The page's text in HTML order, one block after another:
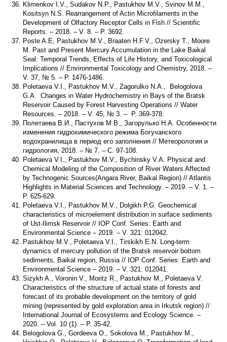
Klimenkov I.V., Sudakov N.P., Pastukhov M.V., Svinov M.M.,
Kositsyn N.S. Rearrangement of Actin Microfilaments in the
Development of Olfactory Receptor Cells in Fish // Scientific
Reports. – 2018. – V. 8. – P. 3692.
Poste A.E, Pastukhov M.V., Braaten H.F.V., Ozersky T., Moore
M. Past and Present Mercury Accumulation in the Lake Baikal
Seal: Temporal Trends, Effects of Life History, and Toxicological
Implications // Environmental Toxicology and Chemistry, 2018. –
V. 37, № 5. – P. 1476-1486.
Poletaeva V.I., Pastukhov M.V., Zagorulko N.A., Belogolova
G.A. Changes in Water Hydrochemistry in Bays of the Bratsk
Reservoir Caused by Forest Harvesting Operations // Water
Resources. – 2018. – V. 45, № 3. – P. 369-378.
Полетаева В.И., Пастухов М.В., Загорулько Н.А. Особенности
изменения гидрохимического режима Богучанского
водохранилища в период его заполнения // Метеорология и
гидрология, 2018. – № 7. – С. 97-108.
Poletaeva V.I., Pastukhov M.V., Bychinsky V.A. Physical and
Chemical Modeling of the Composition of River Waters Affected
by Technogenic Sources(Angara River, Baikal Region) // Atlantis
Highlights in Material Sciences and Technology. – 2019. – V. 1. –
P. 625-629.
Poletaeva V.I., Pastukhov M.V., Dolgikh P.G. Geochemical
characteristics of microelement distribution in surface sediments
of Ust-Ilimsk Reservoir // IOP Conf. Series: Earth and
Environmental Science – 2019. – V. 321: 012042.
Pastukhov M.V., Poletaeva V.I., Tirskikh E.N. Long-term
dynamics of mercury pollution of the Bratsk reservoir bottom
sediments, Baikal region, Russia // IOP Conf. Series: Earth and
Environmental Science – 2019. – V. 321: 012041.
Sizykh A., Voronin V., Moritz R., Pastukhov M., Poletaeva V.
Characteristics of the structure of actual state of forests and
forecast of its probable development on the territory of gold
mining (represented by gold exploration area in Irkutsk region) //
International Journal of Ecosystems and Ecology Science. –
2020. – Vol. 10 (1). – P. 35-42.
Belogolova G., Gordeeva O., Sokolova M., Pastukhov M.,